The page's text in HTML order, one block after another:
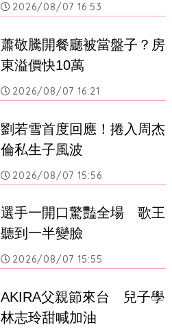
2026/08/07 16:53
蕭敬騰開餐廳被當盤子？房
東溢價快10萬
2026/08/07 16:21
劉若雪首度回應！捲入周杰
倫私生子風波
2026/08/07 15:56
選手一開口驚豔全場　歌王
聽到一半變臉
2026/08/07 15:55
AKIRA父親節來台　兒子學
林志玲甜喊加油